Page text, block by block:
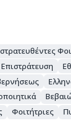
Φοιτήτριες